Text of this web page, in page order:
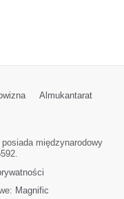
Almukantarat
międzynarodowy
Magnific